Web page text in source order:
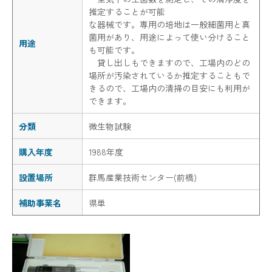
用途
推定することが可能
な器械です。専用の培地は一般細菌用と真
菌用があり、用途によって使い分けること
も可能です。
貸し出しもできますので、工場内のどの
場所が汚染されているか推定することもで
きるので、工場内の清掃の目安にも利用が
できます。
分類 微生物試験
購入年度 1988年度
設置場所 群馬産業技術センター(前橋)
補助事業名 県単